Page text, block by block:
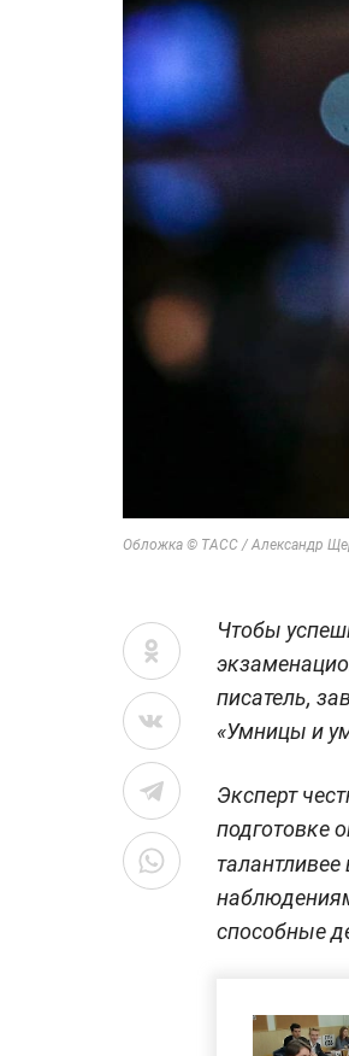
Обложка © ТАСС / Александр
Чтобы
писатель,
«Умницы и
Эксперт
подготовке
талантливее
способные